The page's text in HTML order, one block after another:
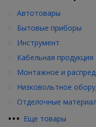
••• Еще товары
Автотовары
Бытовые приборы
Инструмент
Кабельная продукция
Монтажное и
Низковольтное
Отделочные